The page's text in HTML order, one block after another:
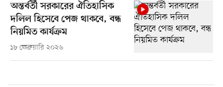
অন্তর্বর্তী সরকারের ঐতিহাসিক
দলিল হিসেবে পেজ থাকবে, বন্ধ
নিয়মিত কার্যক্রম
১৮ ফেব্রুয়ারি ২০২৬